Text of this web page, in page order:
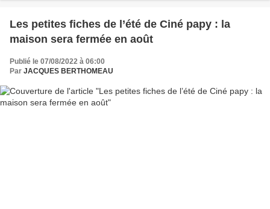
Les petites fiches de l’été de Ciné papy : la
maison sera fermée en août
Publié le 07/08/2022 à 06:00
Par JACQUES BERTHOMEAU